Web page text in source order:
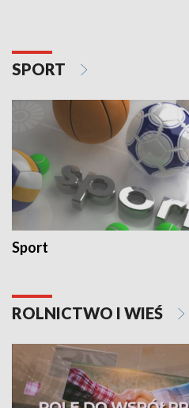
SPORT
Sport
ROLNICTWO I WIEŚ